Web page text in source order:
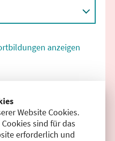
Website Cookies.
sind für das
erforderlich und
anzeigen